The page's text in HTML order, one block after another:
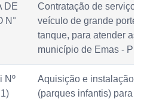
DE
N°
Contratação de
veículo de grande porte
tanque, para atender
município de Emas -
Nº
Aquisição e instalação
(parques infantis) para